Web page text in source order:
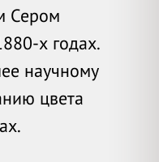
Сером
х годах.
научному
цвета